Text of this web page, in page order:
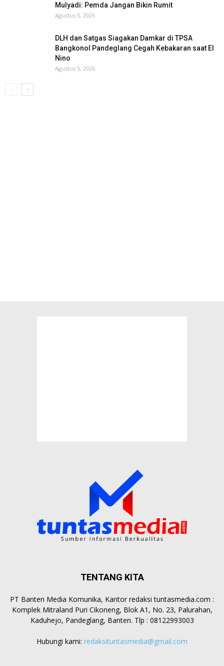
Mulyadi: Pemda Jangan Bikin Rumit
Agustus 5, 2026
DLH dan Satgas Siagakan Damkar di TPSA
Bangkonol Pandeglang Cegah Kebakaran saat El
Nino
Agustus 5, 2026
TENTANG KITA
PT Banten Media Komunika, Kantor redaksi tuntasmedia.com :
Komplek Mitraland Puri Cikoneng, Blok A1, No. 23, Palurahan,
Kaduhejo, Pandeglang, Banten. Tlp : 08122993003
Hubungi kami: redaksituntasmedia@gmail.com